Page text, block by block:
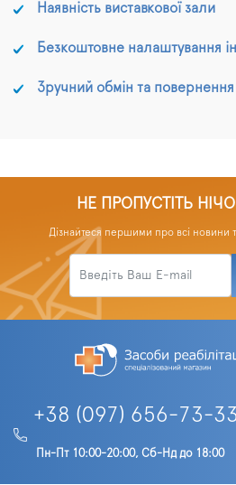
Наявність виставкової зали
Безкоштовне налаштування
Зручний обмін та повернення
НЕ ПРОПУСТІТЬ
Дізнайтеся першими про всі новини
+38 (097) 656-73-33
Пн-Пт 10:00-20:00, Сб-Нд до 18:00